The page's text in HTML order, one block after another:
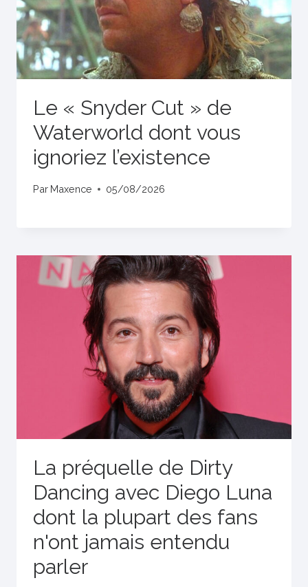
Le « Snyder Cut » de
Waterworld dont vous
ignoriez l’existence
Par Maxence 05/08/2026
La préquelle de Dirty
Dancing avec Diego Luna
dont la plupart des fans
n'ont jamais entendu
parler